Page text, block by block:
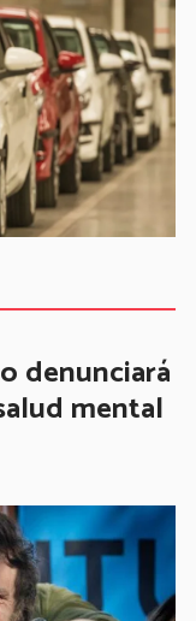
denunciará
mental